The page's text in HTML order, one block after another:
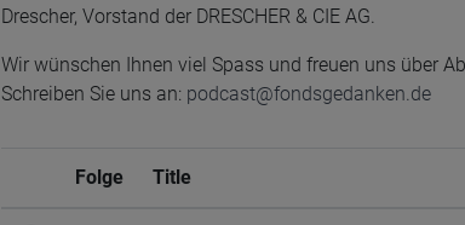
Drescher, Vorstand der DRESCHER & CIE AG.
Wir wünschen Ihnen viel Spass und freuen uns über
Schreiben Sie uns an: podcast@fondsgedanken.de
Folge Title